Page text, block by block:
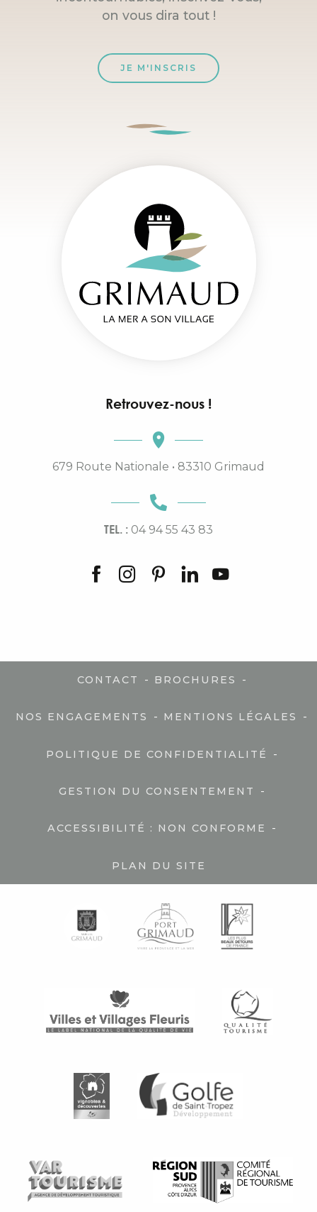
on vous dira tout !
JE M'INSCRIS
Retrouvez-nous !
679 Route Nationale • 83310 Grimaud
TEL. : 04 94 55 43 83
CONTACT - BROCHURES -
NOS ENGAGEMENTS - MENTIONS LÉGALES -
POLITIQUE DE CONFIDENTIALITÉ -
GESTION DU CONSENTEMENT -
ACCESSIBILITÉ : NON CONFORME -
PLAN DU SITE